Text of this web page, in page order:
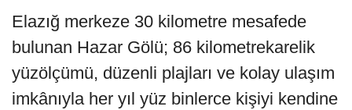
Elazığ merkeze 30 kilometre mesafede
bulunan Hazar Gölü; 86 kilometrekarelik
yüzölçümü, düzenli plajları ve kolay ulaşım
imkânıyla her yıl yüz binlerce kişiyi kendine